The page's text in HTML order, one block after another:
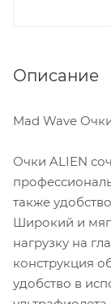
Описание
Mad Wave
Очки ALIEN
также
Широкий и
нагрузку на
конструкция
удобство в